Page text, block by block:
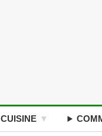
CUISINE